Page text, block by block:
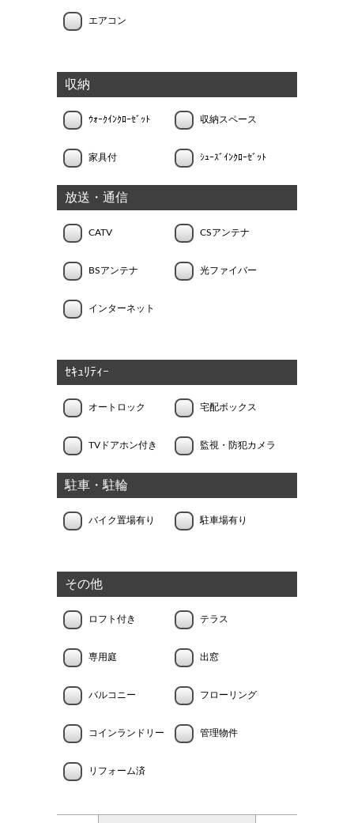
エアコン
収納
ｳｫｰｸｲﾝｸﾛｰｾﾞｯﾄ 収納スペース
家具付 ｼｭｰｽﾞｲﾝｸﾛｰｾﾞｯﾄ
放送・通信
CATV CSアンテナ
BSアンテナ 光ファイバー
インターネット
ｾｷｭﾘﾃｨｰ
オートロック 宅配ボックス
TVドアホン付き 監視・防犯カメラ
駐車・駐輪
バイク置場有り 駐車場有り
その他
ロフト付き テラス
専用庭 出窓
バルコニー フローリング
コインランドリー 管理物件
リフォーム済